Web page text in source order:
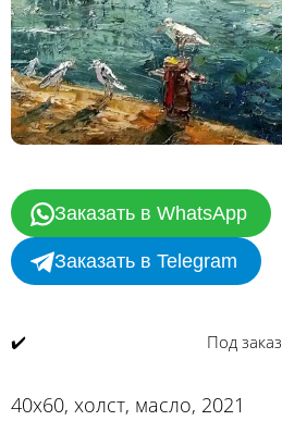
Заказать в WhatsApp
Заказать в Telegram
✔️ Под заказ
40х60, холст, масло, 2021